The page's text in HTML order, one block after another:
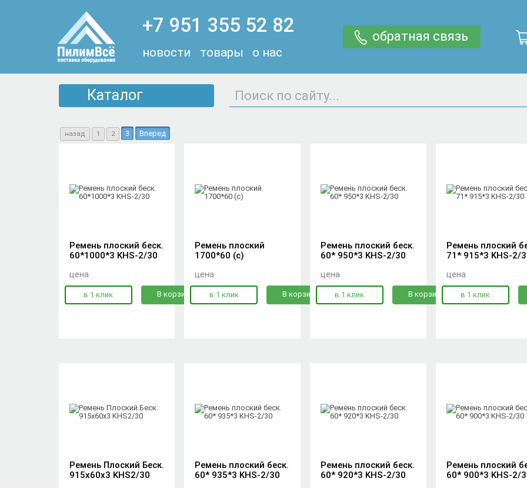
+7 951 355 52 82
новости товары о нас
обратная связь
Каталог
назад 1 2 3 Вперед
Ремень плоский беск.
60*1000*3 KHS-2/30
цена
в 1 клик В корзину
Ремень плоский
1700*60 (с)
цена
в 1 клик В корзину
Ремень плоский беск.
60* 950*3 KHS-2/30
цена
в 1 клик В корзину
Ремень плоский
71* 915*3 KHS-2/
цена
в 1 клик
Ремень Плоский Беск.
915х60х3 KHS2/30
Ремень плоский беск.
60* 935*3 KHS-2/30
Ремень плоский беск.
60* 920*3 KHS-2/30
Ремень плоский
60* 900*3 KHS-2/